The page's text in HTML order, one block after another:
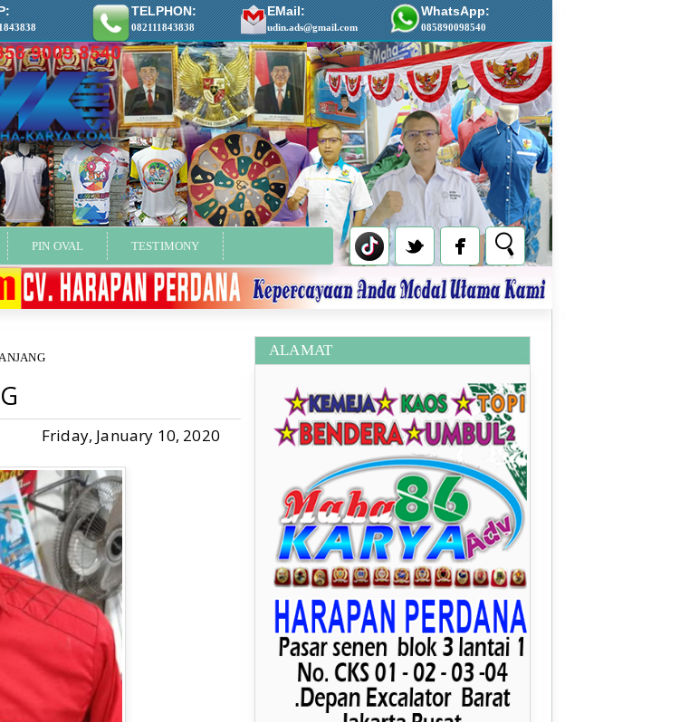
PIN OVAL TESTIMONY
TELPHON:
082111843838
EMail:
udin.ads@gmail.com
WhatsApp:
085890098540
Friday, January 10, 2020
ALAMAT